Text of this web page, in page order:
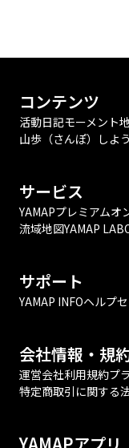
コンテンツ
活動日記モーメント
山歩（さんぽ）しよう
サービス
YAMAPプレミアムオ
流域地図YAMAP
サポート
YAMAP INFOヘルプ
会社情報・規
運営会社利用規約プ
特定商取引に関する